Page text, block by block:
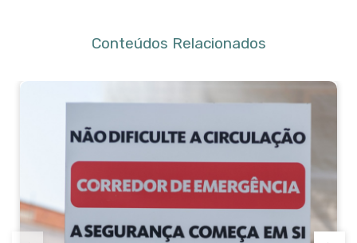
Conteúdos Relacionados